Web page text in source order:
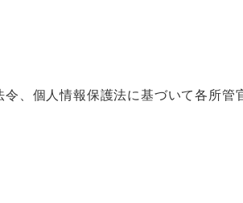
、個人情報保護法に基づいて各所管